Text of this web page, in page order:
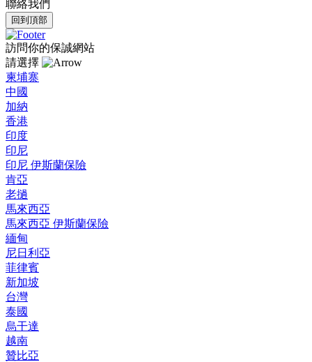
聯絡我們
回到頂部
訪問你的保誠網站
請選擇
柬埔寨
中國
加納
香港
印度
印尼
印尼 伊斯蘭保險
肯亞
老撾
馬來西亞
馬來西亞 伊斯蘭保險
緬甸
尼日利亞
菲律賓
新加坡
台灣
泰國
烏干達
越南
贊比亞